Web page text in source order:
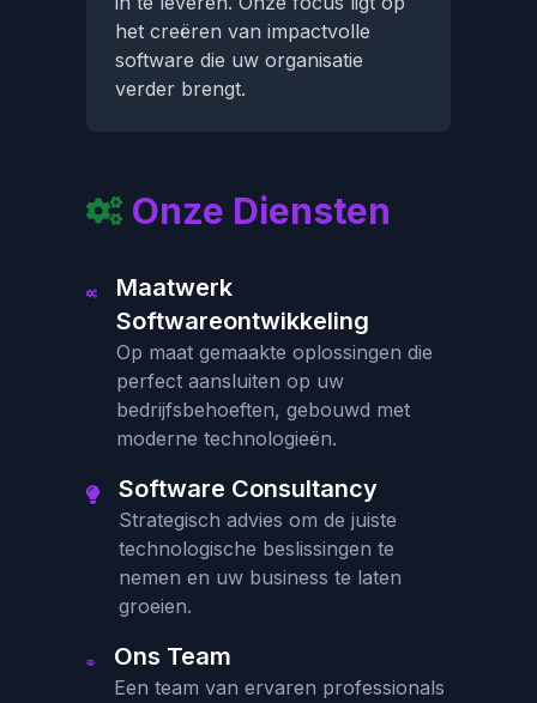
het creëren van impactvolle
software die uw organisatie
verder brengt.
Onze Diensten
Maatwerk
Softwareontwikkeling
Op maat gemaakte oplossingen die
perfect aansluiten op uw
bedrijfsbehoeften, gebouwd met
moderne technologieën.
Software Consultancy
Strategisch advies om de juiste
technologische beslissingen te
nemen en uw business te laten
groeien.
Ons Team
Een team van ervaren professionals